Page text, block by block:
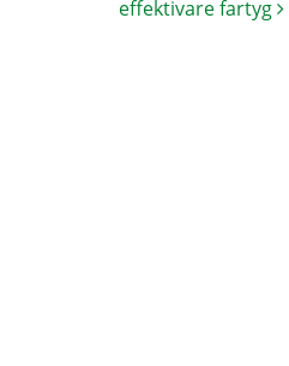
effektivare fartyg